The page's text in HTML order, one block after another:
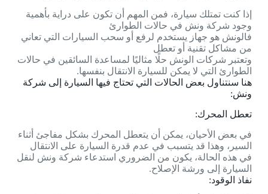
إذا كنت تمتلك سيارة، فمن المهم أن تكون على دراية بأهمية
وجود شركة ونش في حالات الطوارئ
فالونش هو جهاز يستخدم لرفع أو سحب السيارات التي تعاني
من مشاكل تقنية أو تعطل
وتعتبر شركات الونش حلًا مثاليًا لمساعدة السائقين في حالات
الطوارئ التي لا يمكن للسيارة الانتقال بنفسها.
هنا سنتناول بعض الحالات التي تحتاج فيها السيارة إلى شركة
ونش:
تعطل المحرك:
في بعض الأحيان، يمكن أن يتعطل المحرك بشكل مفاجئ أثناء
السير، وهذا قد يتسبب في عدم قدرة السيارة على الانتقال
في هذه الحالة، يكون من الضروري استدعاء شركة ونش لنقل
السيارة إلى ورشة الإصلاح.
نفاذ الوقود: